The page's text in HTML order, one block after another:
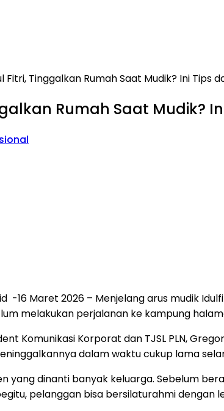
Fitri, Tinggalkan Rumah Saat Mudik? Ini Tips
Rumah Saat Mudik?
-16 Maret 2026 – Menjelang arus mudik
melakukan perjalanan ke kampung
Komunikasi Korporat dan TJSL PLN,
dalam waktu cukup lama
yang dinanti banyak keluarga. Sebelum
pelanggan bisa bersilaturahmi dengan